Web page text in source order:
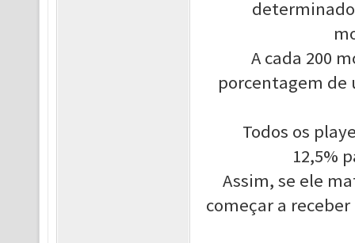
A cada 200
porcentagem de
Todos os
12,5%
Assim, se ele
começar a